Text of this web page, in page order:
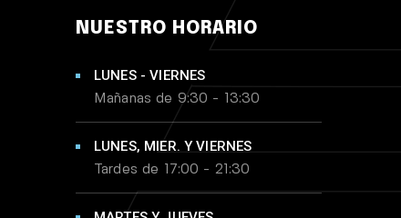
NUESTRO HORARIO
LUNES - VIERNES
Mañanas de 9:30 - 13:30
LUNES, MIER. Y VIERNES
Tardes de 17:00 - 21:30